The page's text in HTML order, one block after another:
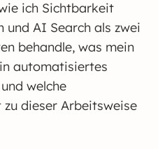
ich Sichtbarkeit
und AI Search als zwei
behandle, was mein
automatisiertes
welche
dieser Arbeitsweise